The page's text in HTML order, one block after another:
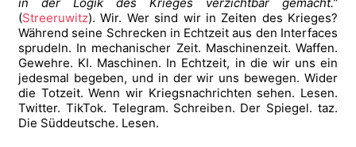
(Streeruwitz). Wir. Wer sind wir in Zeiten des Krieges?
Während seine Schrecken in Echtzeit aus den Interfaces
sprudeln. In mechanischer Zeit. Maschinenzeit. Waffen.
Gewehre. KI. Maschinen. In Echtzeit, in die wir uns ein
jedesmal begeben, und in der wir uns bewegen. Wider
die Totzeit. Wenn wir Kriegsnachrichten sehen. Lesen.
Twitter. TikTok. Telegram. Schreiben. Der Spiegel. taz.
Die Süddeutsche. Lesen.